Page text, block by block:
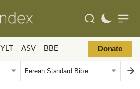
YLT ASV BBE Donate